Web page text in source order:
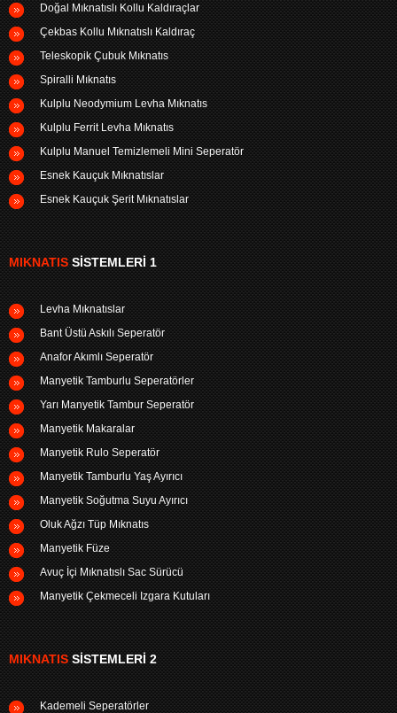
Doğal Mıknatıslı Kollu Kaldıraçlar
Çekbas Kollu Mıknatıslı Kaldıraç
Teleskopik Çubuk Mıknatıs
Spiralli Mıknatıs
Kulplu Neodymium Levha Mıknatıs
Kulplu Ferrit Levha Mıknatıs
Kulplu Manuel Temizlemeli Mini Seperatör
Esnek Kauçuk Mıknatıslar
Esnek Kauçuk Şerit Mıknatıslar
MIKNATISSISTEMLERI 1
Levha Mıknatıslar
Bant Üstü Askılı Seperatör
Anafor Akımlı Seperatör
Manyetik Tamburlu Seperatörler
Yarı Manyetik Tambur Seperatör
Manyetik Makaralar
Manyetik Rulo Seperatör
Manyetik Tamburlu Yaş Ayırıcı
Manyetik Soğutma Suyu Ayırıcı
Oluk Ağzı Tüp Mıknatıs
Manyetik Füze
Avuç İçi Mıknatıslı Sac Sürücü
Manyetik Çekmeceli Izgara Kutuları
MIKNATISSISTEMLERI 2
Kademeli Seperatörler